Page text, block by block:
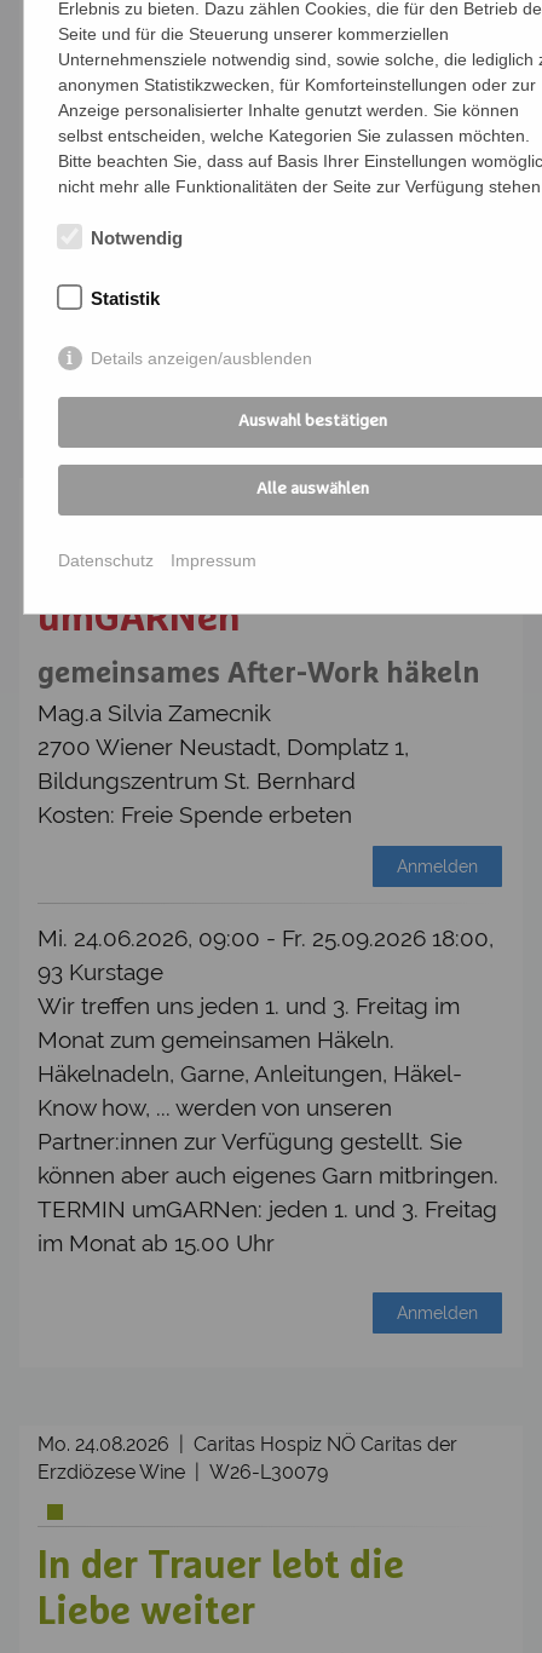
für Schritt Sicherheit im Lesen gewinnen.
Die Lesebegleiter:in
- unterstützt Erwachsene beim Lesen -
einzeln oder in kleinen Gruppen,
Infoartikel zu diesem Thema:
Fr. 21.08.2026 | Bildungszentrum St.
umGARNen
gemeinsames After-Work häkeln
Mag.a Silvia Zamecnik
2700 Wiener Neustadt, Domplatz 1,
Bildungszentrum St. Bernhard
Kosten: Freie Spende erbeten
Anmelden
Mi. 24.06.2026, 09:00 - Fr. 25.09.2026 18:00,
93 Kurstage
Wir treffen uns jeden 1. und 3. Freitag im
Monat zum gemeinsamen Häkeln.
Häkelnadeln, Garne, Anleitungen, Häkel-
Know how, ... werden von unseren
Partner:innen zur Verfügung gestellt. Sie
können aber auch eigenes Garn mitbringen.
TERMIN umGARNen: jeden 1. und 3. Freitag
im Monat ab 15.00 Uhr
Anmelden
Mo. 24.08.2026 | Caritas Hospiz NÖ Caritas der
Erzdiözese Wine | W26-L30079
In der Trauer lebt die
Liebe weiter
Erlebnis zu bieten. Dazu zählen Cookies, die für den Betrieb
Seite und für die Steuerung unserer kommerziellen
Unternehmensziele notwendig sind, sowie solche, die lediglich
anonymen Statistikzwecken, für Komforteinstellungen oder zur
Anzeige personalisierter Inhalte genutzt werden. Sie können
selbst entscheiden, welche Kategorien Sie zulassen möchten.
Bitte beachten Sie, dass auf Basis Ihrer Einstellungen
nicht mehr alle Funktionalitäten der Seite zur Verfügung
Notwendig
Statistik
Details anzeigen/ausblenden
Auswahl bestätigen
Alle auswählen
Datenschutz Impressum